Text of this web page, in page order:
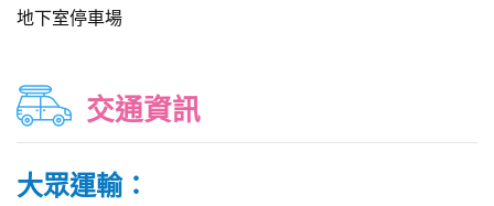
地下室停車場
交通資訊
大眾運輸：